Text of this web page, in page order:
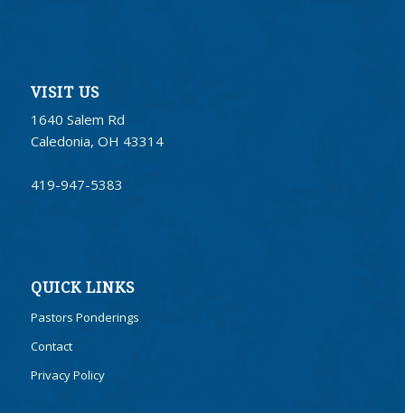
VISIT US
1640 Salem Rd
Caledonia, OH 43314
419-947-5383
QUICK LINKS
Pastors Ponderings
Contact
Privacy Policy